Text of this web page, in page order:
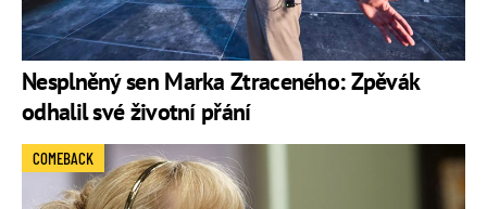
Nesplněný sen Marka Ztraceného: Zpěvák
odhalil své životní přání
COMEBACK